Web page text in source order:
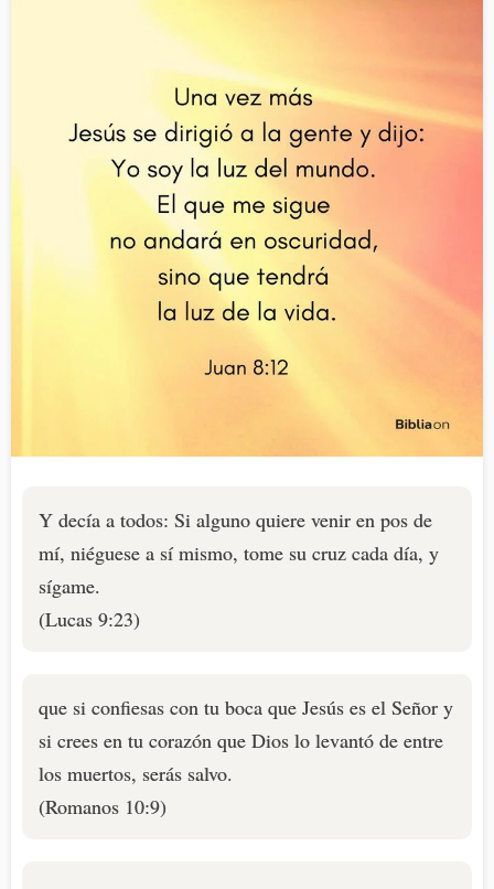
Y decía a todos: Si alguno quiere venir en pos de
mí, niéguese a sí mismo, tome su cruz cada día, y
sígame.
(Lucas 9:23)
que si confiesas con tu boca que Jesús es el Señor y
si crees en tu corazón que Dios lo levantó de entre
los muertos, serás salvo.
(Romanos 10:9)